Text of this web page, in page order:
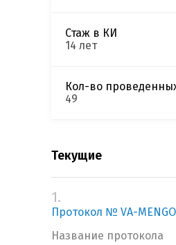
Стаж в КИ
14 лет
Кол-во
49
Текущие
1.
Протокол № VA-
Название протокола